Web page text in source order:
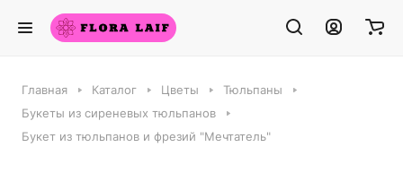
Главная Каталог Цветы
Тюльпаны
Букеты из сиреневых тюльпанов
Букет из тюльпанов и фрезий "Мечтатель"